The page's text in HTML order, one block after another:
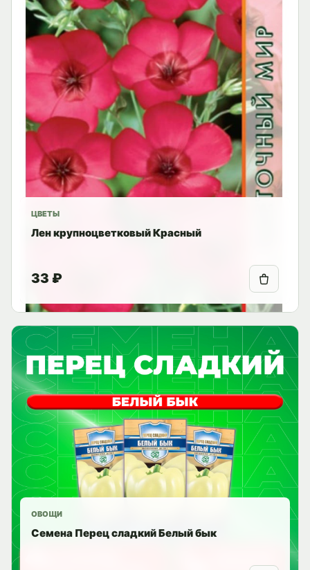
ЦВЕТЫ
Лен крупноцветковый Красный
33 ₽
ОВОЩИ
Семена Перец сладкий Белый бык